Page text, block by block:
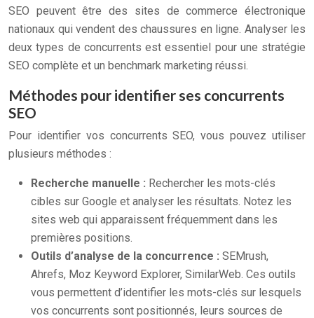
SEO peuvent être des sites de commerce électronique
nationaux qui vendent des chaussures en ligne. Analyser les
deux types de concurrents est essentiel pour une stratégie
SEO complète et un benchmark marketing réussi.
Méthodes pour identifier ses concurrents
SEO
Pour identifier vos concurrents SEO, vous pouvez utiliser
plusieurs méthodes :
Recherche manuelle : Rechercher les mots-clés
cibles sur Google et analyser les résultats. Notez les
sites web qui apparaissent fréquemment dans les
premières positions.
Outils d’analyse de la concurrence : SEMrush,
Ahrefs, Moz Keyword Explorer, SimilarWeb. Ces outils
vous permettent d’identifier les mots-clés sur lesquels
vos concurrents sont positionnés, leurs sources de